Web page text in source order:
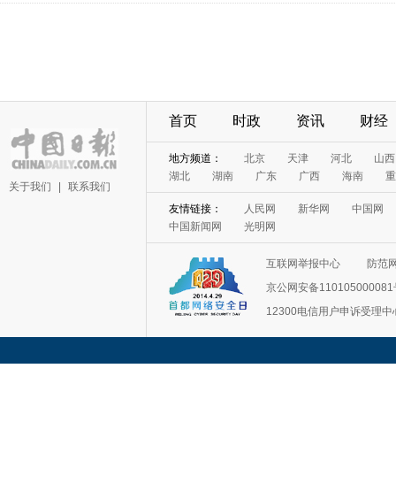
关于我们 联系我们
首页 时政 资讯 财经
地方频道： 北京 天津 河北
山西
湖北
湖南 广东 广西 海南
友情链接： 人民网 新华网
中国网
中国新闻网
光明网
互联网举报中心
防范
京公网安备110105000081
12300电信用户申诉受理中